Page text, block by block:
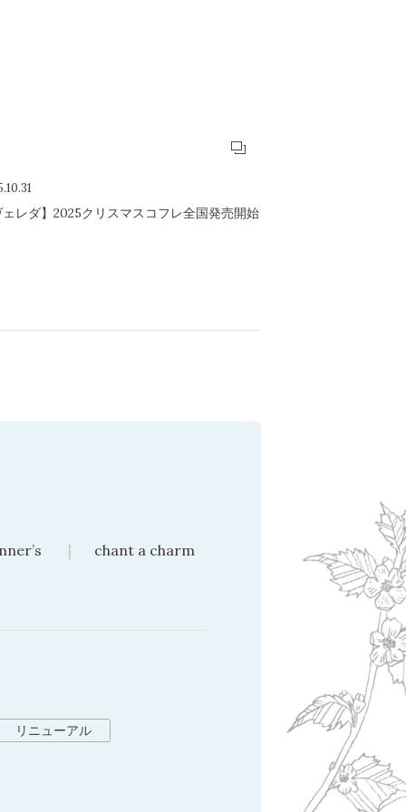
ェレダ】2025クリスマスコフレ全国発売開始
chant a charm
リニューアル